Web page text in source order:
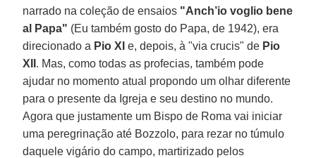
narrado na coleção de ensaios "Anch’io voglio bene
al Papa" (Eu também gosto do Papa, de 1942), era
direcionado a Pio XI e, depois, à "via crucis" de Pio
XII . Mas, como todas as profecias, também pode
ajudar no momento atual propondo um olhar diferente
para o presente da Igreja e seu destino no mundo.
Agora que justamente um Bispo de Roma vai iniciar
uma peregrinação até Bozzolo, para rezar no túmulo
daquele vigário do campo, martirizado pelos